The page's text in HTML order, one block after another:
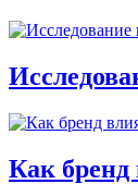
Как бренд